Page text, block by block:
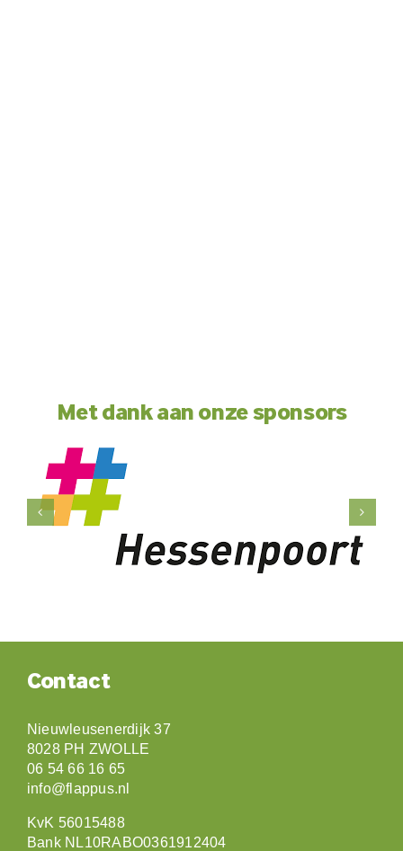
Met dank aan onze sponsors
Contact
Nieuwleusenerdijk 37
8028 PH ZWOLLE
06 54 66 16 65
info@flappus.nl
KvK 56015488
Bank NL10RABO0361912404